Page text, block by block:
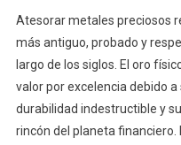
Atesorar metales preciosos
más antiguo, probado y
largo de los siglos. El oro
valor por excelencia debido
durabilidad indestructible y
rincón del planeta financiero.